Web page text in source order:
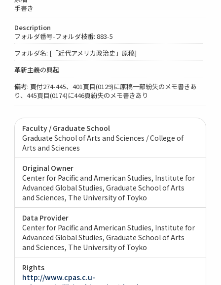
手書き
Description
フォルダ番号-フォルダ枝番: 883-5
フォルダ名: [「近代アメリカ政治史」原稿]
革新主義の興起
備考: 頁付274-445、401頁目(0129)に原稿一部紛失のメモ書きあ
り、445頁目(0174)に446頁紛失のメモ書きあり
Faculty / Graduate School
Graduate School of Arts and Sciences / College of
Arts and Sciences
Original Owner
Center for Pacific and American Studies, Institute for
Advanced Global Studies, Graduate School of Arts
and Sciences, The University of Toyko
Data Provider
Center for Pacific and American Studies, Institute for
Advanced Global Studies, Graduate School of Arts
and Sciences, The University of Toyko
Rights
http://www.cpas.c.u-